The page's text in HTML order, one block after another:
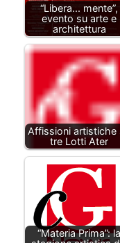
“Libera... mente”,
evento su arte e
architettura
Affissioni artistiche
tre Lotti Ater
“Materia Prima”: la